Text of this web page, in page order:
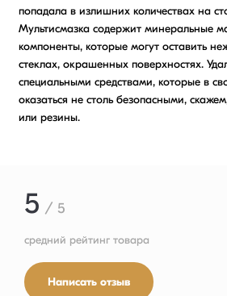
попадала в излишних количествах на
Мультисмазка содержит минеральные
компоненты, которые могут оставить
стеклах, окрашенных поверхностях.
специальными средствами, которые в
оказаться не столь безопасными,
или резины.
5 / 5
средний рейтинг товара
Написать отзыв